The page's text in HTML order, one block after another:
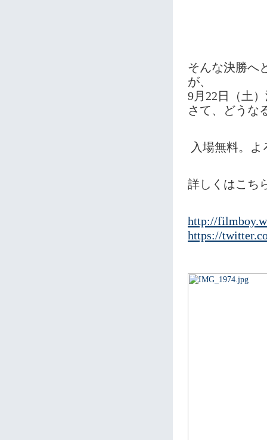
そんな決勝へ
が、
9月22日（土
さて、どうな
入場無料。
詳しくはこち
http://
https://